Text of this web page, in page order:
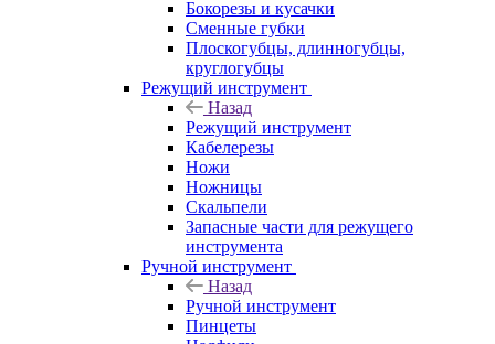
Бокорезы и кусачки
Сменные губки
Плоскогубцы, длинногубцы,
круглогубцы
Режущий инструмент
Назад
Режущий инструмент
Кабелерезы
Ножи
Ножницы
Скальпели
Запасные части для режущего
инструмента
Ручной инструмент
Назад
Ручной инструмент
Пинцеты